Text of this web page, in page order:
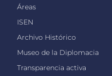
Áreas
ISEN
Archivo Histórico
Museo de la Diplomacia
Transparencia activa